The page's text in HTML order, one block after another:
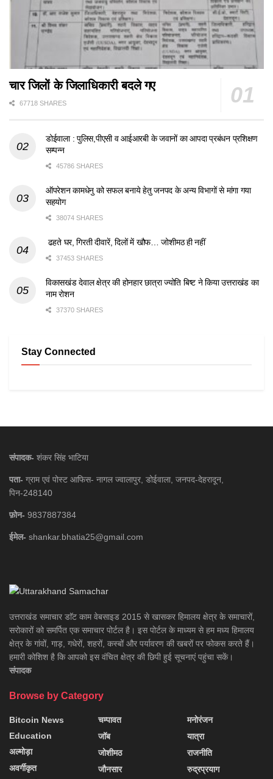
चार जिलों के जिलाधिकारी बदले गए
67718 SHARES
डोईवाला : पुलिस,पीएसी व आईआरबी के जवानों का आपदा प्रबंधन प्रशिक्षण
सम्पन्न
45786 SHARES
ऑपरेशन कामधेनु को सफल बनाये हेतु जनपद के अन्य विभागों से मांगा गया
सहयोग
38074 SHARES
ढहते घर, गिरती दीवारें, दिलों में खौफ… जोशीमठ ही नहीं
37453 SHARES
विकासखंड देवाल क्षेत्र की होनहार छात्रा ज्योति बिष्ट ने किया उत्तराखंड का
नाम रोशन
37370 SHARES
Stay Connected
संपादक- शंकर सिंह भाटिया
पता- ग्राम एवं पोस्ट आफिस- नागल ज्वालापुर, डोईवाला, जनपद-देहरादून,
पिन-248140
फ़ोन- 9837887384
ईमेल- shankar.bhatia25@gmail.com
उत्तराखंड समाचार डाॅट काम वेबसाइड 2015 से खासकर हिमालय क्षेत्र के समाचारों,
सरोकारों को समर्पित एक समाचार पोर्टल है। इस पोर्टल के माध्यम से हम मध्य हिमालय
क्षेत्र के गांवों, गाड़, गधेरों, शहरों, कस्बों और पर्यावरण की खबरों पर फोकस करते हैं।
हमारी कोशिश है कि आपको इस वंचित क्षेत्र की छिपी हुई सूचनाएं पहुंचा सकें।
संपादक
Browse by Category
Bitcoin News
Education
अल्मोड़ा
अवर्गीकृत
चम्पावत
जॉब
जोशीमठ
जौनसार
मनोरंजन
यात्रा
राजनीति
रुद्रप्रयाग